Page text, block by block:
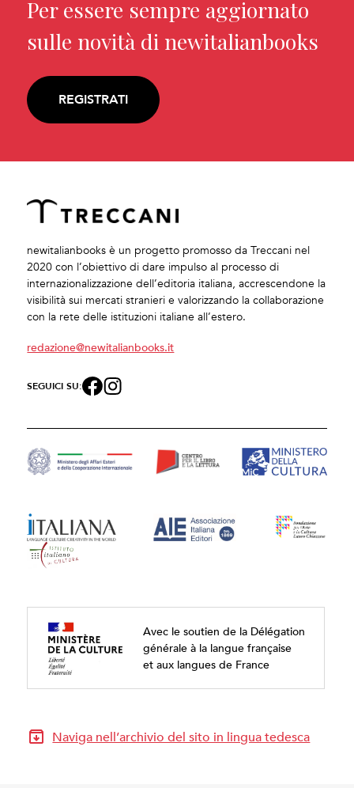
Per essere sempre aggiornato
sulle novità di newitalianbooks
REGISTRATI
newitalianbooks è un progetto promosso da Treccani nel
2020 con l’obiettivo di dare impulso al processo di
internazionalizzazione dell’editoria italiana, accrescendone la
visibilità sui mercati stranieri e valorizzando la collaborazione
con la rete delle istituzioni italiane all’estero.
redazione@newitalianbooks.it
SEGUICI SU:
Avec le soutien de la Délégation
générale à la langue française
et aux langues de France
Naviga nell’archivio del sito in lingua tedesca